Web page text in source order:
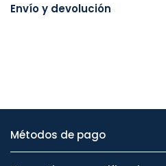
Envío y devolución
Métodos de pago